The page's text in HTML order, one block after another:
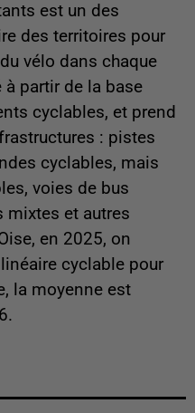
est un des
des territoires pour
vélo dans chaque
partir de la base
cyclables, et prend
: pistes
cyclables, mais
voies de bus
mixtes et autres
en 2025, on
cyclable pour
la moyenne est